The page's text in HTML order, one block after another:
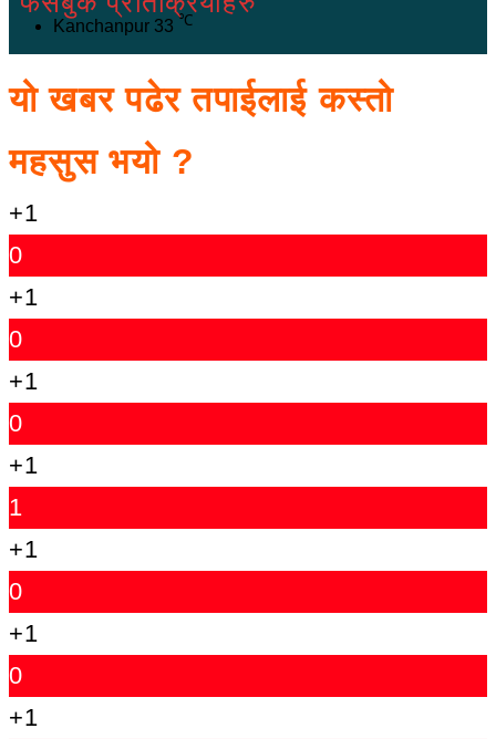
Kanchanpur 33 ℃
यो खबर पढेर तपाईलाई कस्तो
महसुस भयो ?
+1
0
+1
0
+1
0
+1
1
+1
0
+1
0
+1